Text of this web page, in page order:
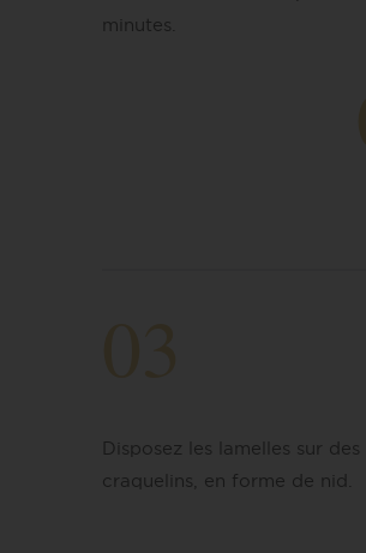
minutes.
Disposez les lamelles sur des
craquelins, en forme de nid.